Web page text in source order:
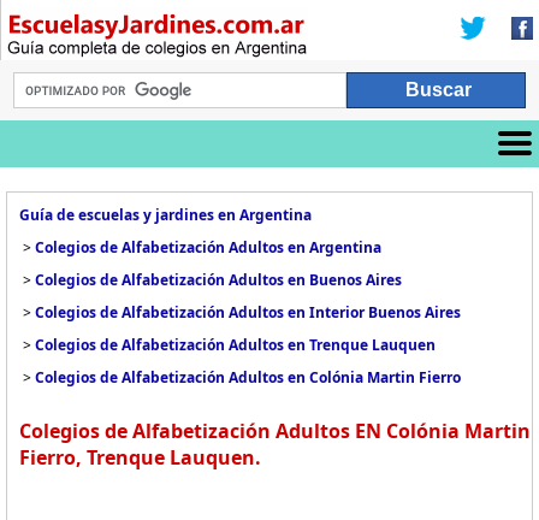
Guía de escuelas y jardines en Argentina
>Colegios de Alfabetización Adultos en Argentina
>Colegios de Alfabetización Adultos en Buenos Aires
>Colegios de Alfabetización Adultos en Interior Buenos Aires
>Colegios de Alfabetización Adultos en Trenque Lauquen
>Colegios de Alfabetización Adultos en Colónia Martin Fierro
Colegios de Alfabetización Adultos EN Colónia Martin
Fierro, Trenque Lauquen.